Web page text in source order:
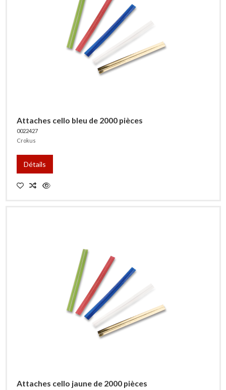
Attaches cello bleu de 2000 pièces
0022427
Crokus
Détails
Attaches cello jaune de 2000 pièces